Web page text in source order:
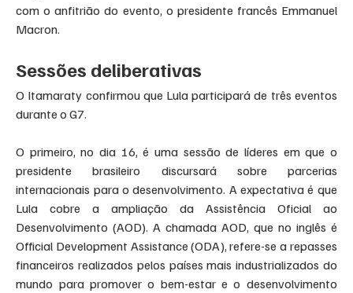
com o anfitrião do evento, o presidente francês Emmanuel
Macron.
Sessões deliberativas
O Itamaraty confirmou que Lula participará de três eventos
durante o G7.
O primeiro, no dia 16, é uma sessão de líderes em que o
presidente brasileiro discursará sobre parcerias
internacionais para o desenvolvimento. A expectativa é que
Lula cobre a ampliação da Assistência Oficial ao
Desenvolvimento (AOD). A chamada AOD, que no inglês é
Official Development Assistance (ODA), refere-se a repasses
financeiros realizados pelos países mais industrializados do
mundo para promover o bem-estar e o desenvolvimento